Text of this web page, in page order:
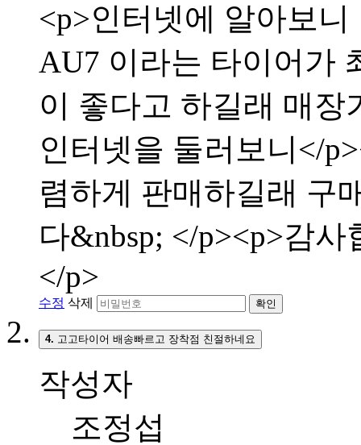
<p>인터넷에 알아보
AU7 이라는 타이어가
이 좋다고 하길래 매
인터넷을 둘러보니</
렴하게 판매하길래 구
다&nbsp; </p><p>감
</p>
수정 삭제 확인
4. 고고타이어 배송빠르고 장착점 친절하네요
작성자
조정섭